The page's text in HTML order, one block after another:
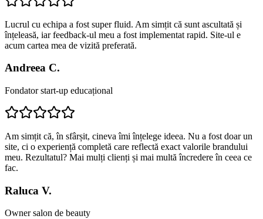
Lucrul cu echipa a fost super fluid. Am simțit că sunt ascultată și
înțeleasă, iar feedback-ul meu a fost implementat rapid. Site-ul e
acum cartea mea de vizită preferată.
Andreea C.
Fondator start-up educațional
Am simțit că, în sfârșit, cineva îmi înțelege ideea. Nu a fost doar un
site, ci o experiență completă care reflectă exact valorile brandului
meu. Rezultatul? Mai mulți clienți și mai multă încredere în ceea ce
fac.
Raluca V.
Owner salon de beauty